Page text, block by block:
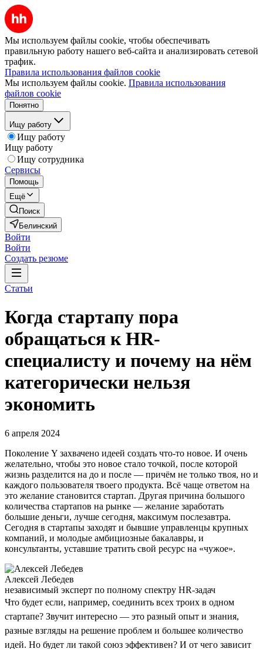
Мы используем файлы cookie, чтобы обеспечивать
правильную работу нашего веб-сайта и анализировать сетевой
трафик.
Правила использования файлов cookie
Мы используем файлы cookie. Правила использования
файлов cookie
Понятно
Ищу работу
Ищу работу
Ищу работу
Ищу сотрудника
Сервисы
Помощь
Ещё
Поиск
Белинский
Войти
Войти
Создать резюме
Статьи
Когда стартапу пора
обращаться к HR-
специалисту и почему на нём
категорически нельзя
экономить
6 апреля 2024
Поколение Y захвачено идеей создать что-то новое. И очень
желательно, чтобы это новое стало точкой, после которой
жизнь разделится на до и после — причём не только твоя, но и
каждого пользователя твоего продукта. Всё чаще ответом на
это желание становится стартап. Другая причина большого
количества стартапов на рынке — желание заработать
большие деньги, лучше сегодня, максимум послезавтра.
Сегодня в стартапы заходят и бывшие управленцы крупных
компаний, и молодые амбициозные бакалавры, и
консультанты, уставшие тратить свой ресурс на «чужое».
Алексей Лебедев
независимый эксперт по полному спектру HR-задач
Что будет если, например, соединить всех троих в одном
стартапе? Звучит интересно — это разный опыт и знания,
разные взгляды на решение проблем и большее количество
идей. Но будет ли такой союз эффективен? И от чего зависит